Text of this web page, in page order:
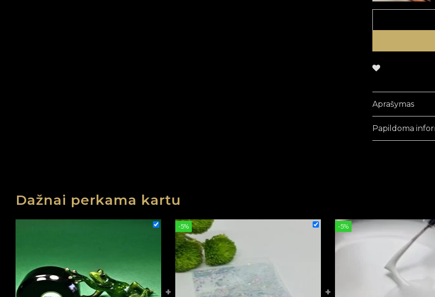
Aprašymas
Papildoma
Dažnai perkama kartu
+
-5%
+
-5%